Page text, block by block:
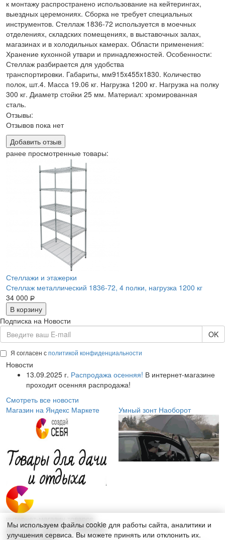
к монтажу распространено использование на кейтерингах,
выездных церемониях. Сборка не требует специальных
инструментов. Стеллаж 1836-72 используется в моечных
отделениях, складских помещениях, в выставочных залах,
магазинах и в холодильных камерах. Области применения:
Хранение кухонной утвари и принадлежностей. Особенности:
Стеллаж разбирается для удобства
транспортировки. Габариты, мм915x455x1830. Количество
полок, шт.4. Масса 19.06 кг. Нагрузка 1200 кг. Нагрузка на полку
300 кг. Диаметр стойки 25 мм. Материал: хромированная
сталь.
Отзывы:
Отзывов пока нет
Добавить отзыв
ранее просмотренные товары:
Стеллажи и этажерки
Стеллаж металлический 1836-72, 4 полки, нагрузка 1200 кг
34 000 Р
В корзину
Подписка на Новости
OK
Я согласен сполитикой конфиденциальности
Новости
13.09.2025 г. Распродажа осенняя! В интернет-магазине
проходит осенняя распродажа!
Смотреть все новости
Магазин на Яндекс Маркете
Умный зонт Наоборот
интернет-магазин товаров
для дома, красоты и здоровья
Мы используем файлы cookie для работы сайта, аналитики и
улучшения сервиса. Вы можете принять или отклонить их.